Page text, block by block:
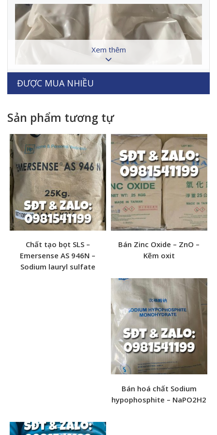
Tên sản phẩm: Polymer khoan cọc nhồi YX1616
Hình dạng: dạng hạt tinh thể màu trắng
Công dụng: Là tác nhân làm sạch môi trường trong khu
Xem thêm
ĐƯỢC MUA NHIỀU
Sản phẩm tương tự
Chất tạo bọt SLS –
Emersense AS 946N –
Sodium lauryl sulfate
Bán Zinc Oxide – ZnO –
Kẽm oxit
Bán hoá chất Sodium
hypophosphite – NaPO2H2